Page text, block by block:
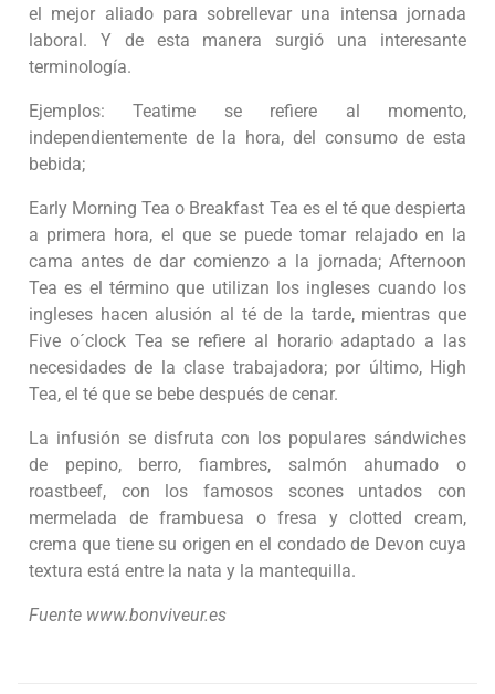
el mejor aliado para sobrellevar una intensa jornada
laboral. Y de esta manera surgió una interesante
terminología.
Ejemplos: Teatime se refiere al momento,
independientemente de la hora, del consumo de esta
bebida;
Early Morning Tea o Breakfast Tea es el té que despierta
a primera hora, el que se puede tomar relajado en la
cama antes de dar comienzo a la jornada; Afternoon
Tea es el término que utilizan los ingleses cuando los
ingleses hacen alusión al té de la tarde, mientras que
Five o´clock Tea se refiere al horario adaptado a las
necesidades de la clase trabajadora; por último, High
Tea, el té que se bebe después de cenar.
La infusión se disfruta con los populares sándwiches
de pepino, berro, fiambres, salmón ahumado o
roastbeef, con los famosos scones untados con
mermelada de frambuesa o fresa y clotted cream,
crema que tiene su origen en el condado de Devon cuya
textura está entre la nata y la mantequilla.
Fuente www.bonviveur.es